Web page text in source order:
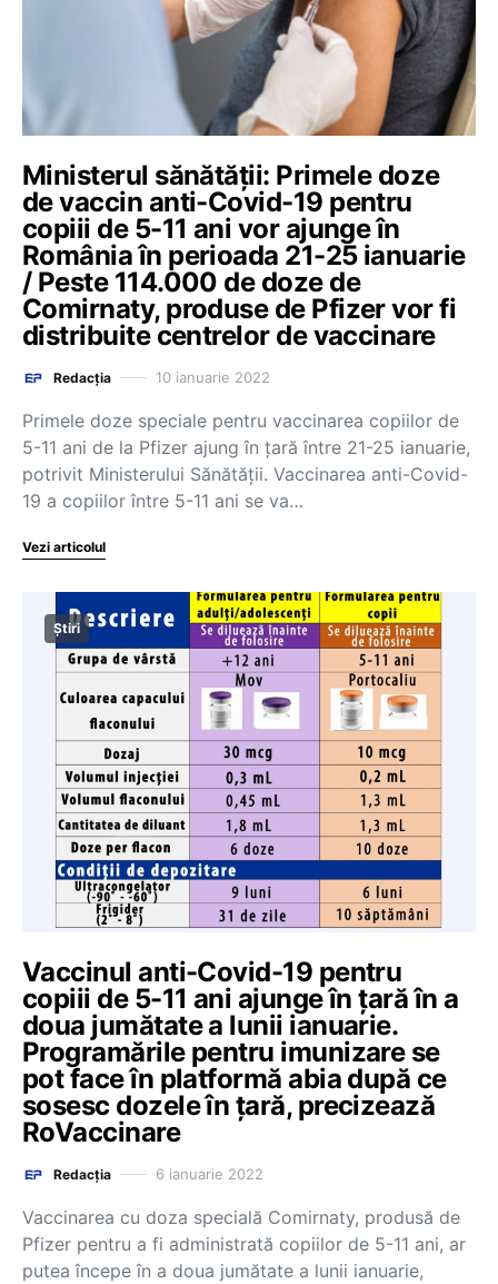
Ministerul sănătății: Primele doze
de vaccin anti-Covid-19 pentru
copiii de 5-11 ani vor ajunge în
România în perioada 21-25 ianuarie
/ Peste 114.000 de doze de
Comirnaty, produse de Pfizer vor fi
distribuite centrelor de vaccinare
Redacția 10 ianuarie 2022
Primele doze speciale pentru vaccinarea copiilor de
5-11 ani de la Pfizer ajung în țară între 21-25 ianuarie,
potrivit Ministerului Sănătății. Vaccinarea anti-Covid-
19 a copiilor între 5-11 ani se va…
Vezi articolul
Știri
Vaccinul anti-Covid-19 pentru
copiii de 5-11 ani ajunge în țară în a
doua jumătate a lunii ianuarie.
Programările pentru imunizare se
pot face în platformă abia după ce
sosesc dozele în țară, precizează
RoVaccinare
Redacția 6 ianuarie 2022
Vaccinarea cu doza specială Comirnaty, produsă de
Pfizer pentru a fi administrată copiilor de 5-11 ani, ar
putea începe în a doua jumătate a lunii ianuarie,